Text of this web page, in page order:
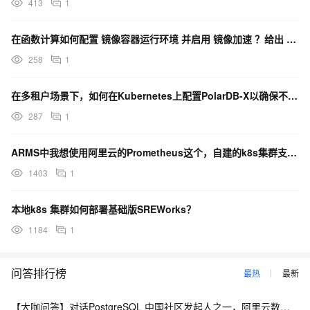
413 1
在函数计算如何配置 镜像容器运行环境 并启用 镜像加速 ？给出 s.yaml 示例
258 1
在多租户场景下，如何在Kubernetes上配置PolarDB-X以确保不同租户间的资源隔离和安全性
287 1
ARMS中我想使用阿里云的Prometheus这个，自建的k8s集群支持吗？
1403 1
本地k8s 集群如何部署基础版SREWorks？
1184 1
问答排行榜 最热 最新
【大咖问答】对话PostgreSQL 中国社区发起人之一，阿里云数据库高级专家 德哥